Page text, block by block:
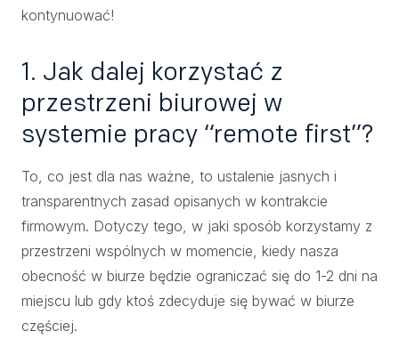
kontynuować!
1. Jak dalej korzystać z
przestrzeni biurowej w
systemie pracy “remote first”?
To, co jest dla nas ważne, to ustalenie jasnych i
transparentnych zasad opisanych w kontrakcie
firmowym. Dotyczy tego, w jaki sposób korzystamy z
przestrzeni wspólnych w momencie, kiedy nasza
obecność w biurze będzie ograniczać się do 1-2 dni na
miejscu lub gdy ktoś zdecyduje się bywać w biurze
częściej.